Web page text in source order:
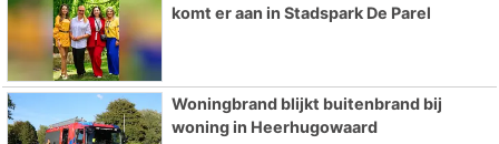
komt er aan in Stadspark De Parel
Woningbrand blijkt buitenbrand bij
woning in Heerhugowaard